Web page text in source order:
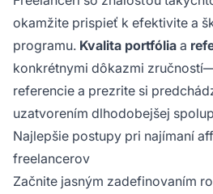
okamžite prispieť k efektivite a
programu. Kvalita portfólia a
konkrétnymi dôkazmi
referencie a prezrite si
uzatvorením dlhodobejšej
Najlepšie postupy pri najímaní
freelancerov
Začnite jasným zadefinovaním